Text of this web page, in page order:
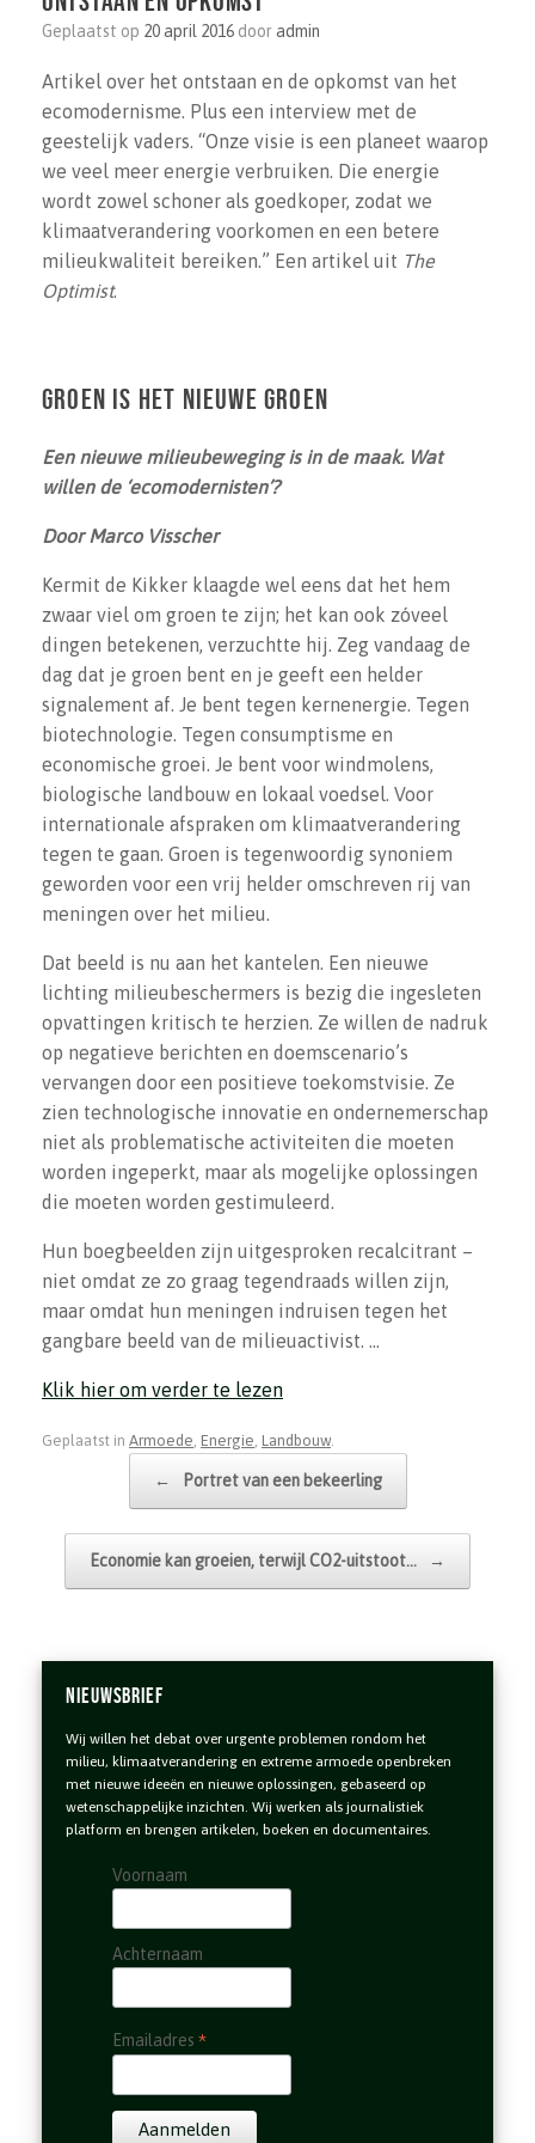
Geplaatst op 20 april 2016 door admin
Artikel over het ontstaan en de opkomst van het
ecomodernisme. Plus een interview met de
geestelijk vaders. “Onze visie is een planeet waarop
we veel meer energie verbruiken. Die energie
wordt zowel schoner als goedkoper, zodat we
klimaatverandering voorkomen en een betere
milieukwaliteit bereiken.” Een artikel uit The
Optimist.
Groen is het nieuwe groen
Een nieuwe milieubeweging is in de maak. Wat
willen de ‘ecomodernisten’?
Door Marco Visscher
Kermit de Kikker klaagde wel eens dat het hem
zwaar viel om groen te zijn; het kan ook zóveel
dingen betekenen, verzuchtte hij. Zeg vandaag de
dag dat je groen bent en je geeft een helder
signalement af. Je bent tegen kernenergie. Tegen
biotechnologie. Tegen consumptisme en
economische groei. Je bent voor windmolens,
biologische landbouw en lokaal voedsel. Voor
internationale afspraken om klimaatverandering
tegen te gaan. Groen is tegenwoordig synoniem
geworden voor een vrij helder omschreven rij van
meningen over het milieu.
Dat beeld is nu aan het kantelen. Een nieuwe
lichting milieubeschermers is bezig die ingesleten
opvattingen kritisch te herzien. Ze willen de nadruk
op negatieve berichten en doemscenario’s
vervangen door een positieve toekomstvisie. Ze
zien technologische innovatie en ondernemerschap
niet als problematische activiteiten die moeten
worden ingeperkt, maar als mogelijke oplossingen
die moeten worden gestimuleerd.
Hun boegbeelden zijn uitgesproken recalcitrant –
niet omdat ze zo graag tegendraads willen zijn,
maar omdat hun meningen indruisen tegen het
gangbare beeld van de milieuactivist. …
Klik hier om verder te lezen
Geplaatst in Armoede Energie Landbouw.
← Portret van een bekeerling
Economie kan groeien, terwijl CO2-uitstoot… →
Nieuwsbrief
Wij willen het debat over urgente problemen rondom het
milieu, klimaatverandering en extreme armoede openbreken
met nieuwe ideeën en nieuwe oplossingen, gebaseerd op
wetenschappelijke inzichten. Wij werken als journalistiek
platform en brengen artikelen, boeken en documentaires.
Voornaam
Achternaam
Emailadres *